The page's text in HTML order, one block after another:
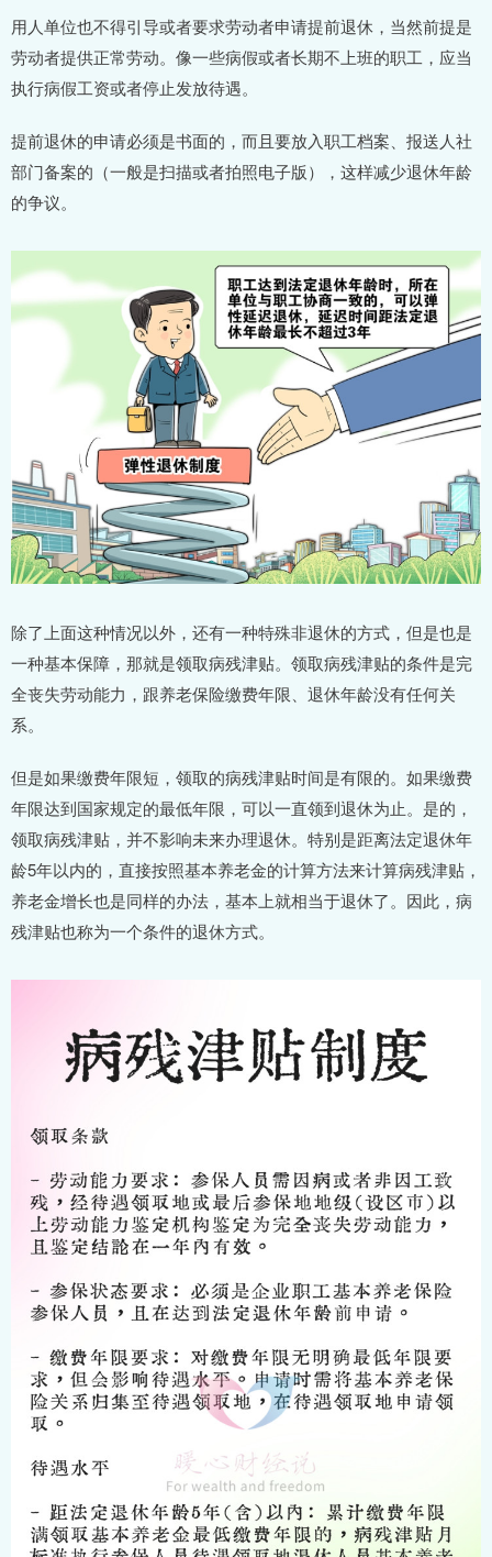
用人单位也不得引导或者要求劳动者申请提前退休，当然前提是
劳动者提供正常劳动。像一些病假或者长期不上班的职工，应当
执行病假工资或者停止发放待遇。
提前退休的申请必须是书面的，而且要放入职工档案、报送人社
部门备案的（一般是扫描或者拍照电子版），这样减少退休年龄
的争议。
除了上面这种情况以外，还有一种特殊非退休的方式，但是也是
一种基本保障，那就是领取病残津贴。领取病残津贴的条件是完
全丧失劳动能力，跟养老保险缴费年限、退休年龄没有任何关
系。
但是如果缴费年限短，领取的病残津贴时间是有限的。如果缴费
年限达到国家规定的最低年限，可以一直领到退休为止。是的，
领取病残津贴，并不影响未来办理退休。特别是距离法定退休年
龄5年以内的，直接按照基本养老金的计算方法来计算病残津贴，
养老金增长也是同样的办法，基本上就相当于退休了。因此，病
残津贴也称为一个条件的退休方式。